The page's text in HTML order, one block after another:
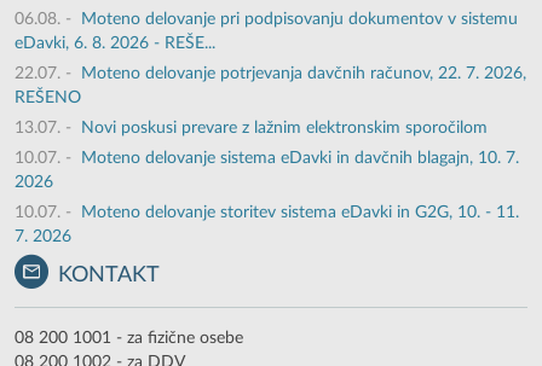
06.08. -
Moteno delovanje pri podpisovanju dokumentov v sistemu
eDavki, 6. 8. 2026 - REŠE...
22.07. -
Moteno delovanje potrjevanja davčnih računov, 22. 7. 2026,
REŠENO
13.07. -
Novi poskusi prevare z lažnim elektronskim sporočilom
10.07. -
Moteno delovanje sistema eDavki in davčnih blagajn, 10. 7.
2026
10.07. -
Moteno delovanje storitev sistema eDavki in G2G, 10. - 11.
7. 2026
KONTAKT
08 200 1001 - za fizične osebe